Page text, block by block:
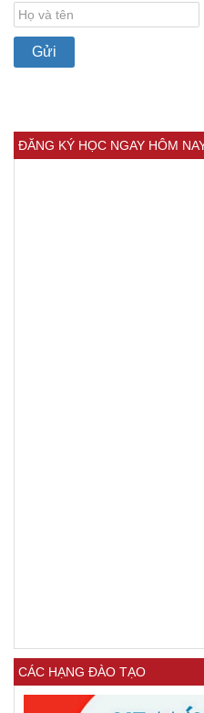
ĐĂNG KÝ HỌC NGAY HÔM
CÁC HẠNG ĐÀO TẠO